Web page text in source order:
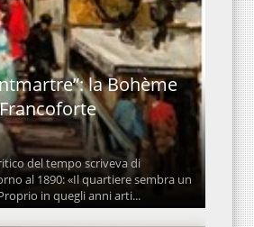
la Bohème
del tempo scriveva di
al 1890: «Il quartiere sembra un
in quegli anni arti...